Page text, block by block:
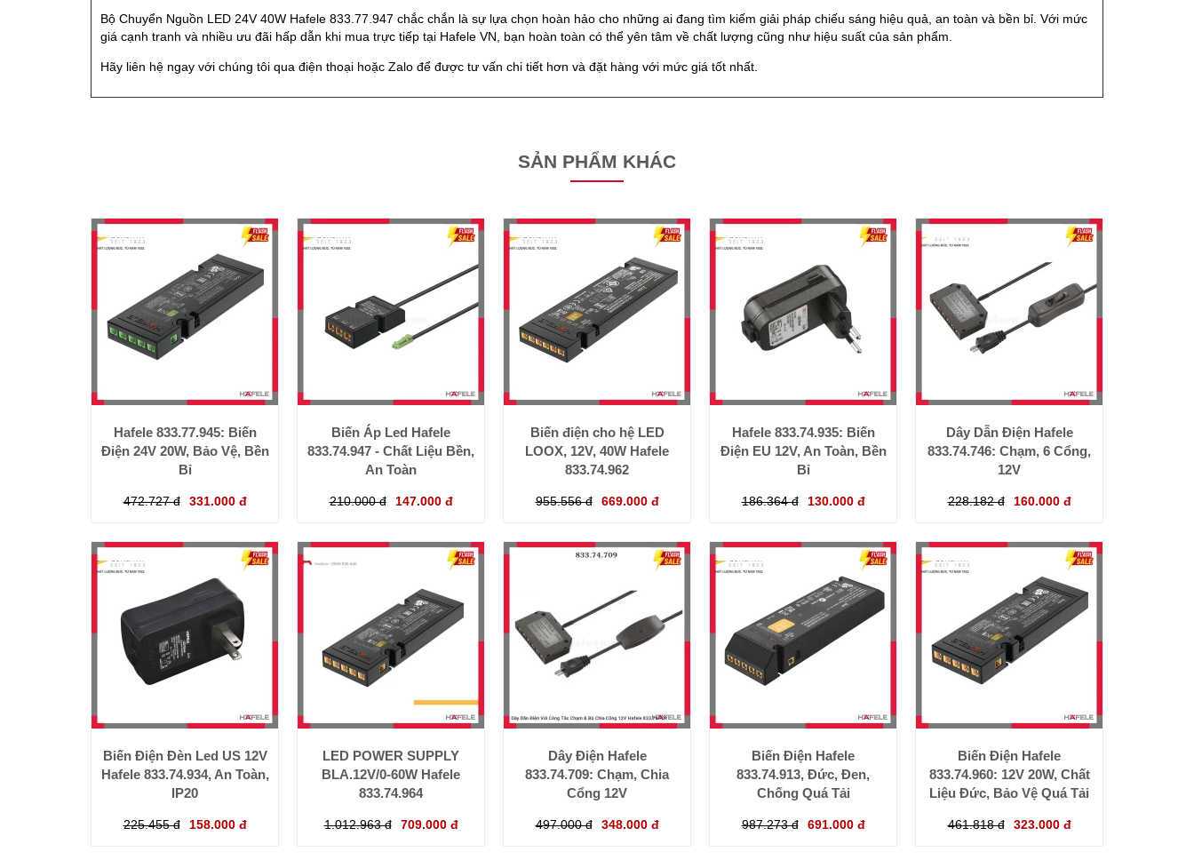
Bộ Chuyển Nguồn LED 24V 40W Hafele 833.77.947 chắc chắn là sự lựa chọn hoàn hảo cho những ai đang tìm kiếm giải pháp chiếu sáng hiệu quả, an toàn và bền bỉ. Với mức
giá cạnh tranh và nhiều ưu đãi hấp dẫn khi mua trực tiếp tại Hafele VN, bạn hoàn toàn có thể yên tâm về chất lượng cũng như hiệu suất của sản phẩm.
Hãy liên hệ ngay với chúng tôi qua điện thoại hoặc Zalo để được tư vấn chi tiết hơn và đặt hàng với mức giá tốt nhất.
SẢN PHẨM KHÁC
Hafele 833.77.945: Biến
Điện 24V 20W, Bảo Vệ, Bền
Bỉ
472.727 đ 331.000 đ
Biến Áp Led Hafele
833.74.947 - Chất Liệu Bền,
An Toàn
210.000 đ 147.000 đ
Biến điện cho hệ LED
LOOX, 12V, 40W Hafele
833.74.962
955.556 đ 669.000 đ
Hafele 833.74.935: Biến
Điện EU 12V, An Toàn, Bền
Bỉ
186.364 đ 130.000 đ
Dây Dẫn Điện Hafele
833.74.746: Chạm, 6 Cổng,
12V
228.182 đ 160.000 đ
Biến Điện Đèn Led US 12V
Hafele 833.74.934, An Toàn,
IP20
225.455 đ 158.000 đ
LED POWER SUPPLY
BLA.12V/0-60W Hafele
833.74.964
1.012.963 đ 709.000 đ
Dây Điện Hafele
833.74.709: Chạm, Chia
Cổng 12V
497.000 đ 348.000 đ
Biến Điện Hafele
833.74.913, Đức, Đen,
Chống Quá Tải
987.273 đ 691.000 đ
Biến Điện Hafele
833.74.960: 12V 20W, Chất
Liệu Đức, Bảo Vệ Quá Tải
461.818 đ 323.000 đ